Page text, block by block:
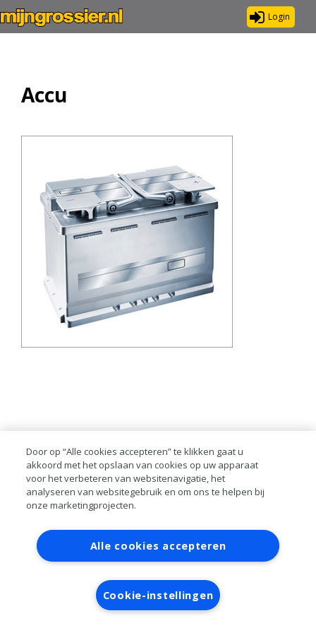
Login
Accu
Contact Account aanvragen
Inloggen
RAI bestanden
Privacy
Algemene
voorwaarden
Verwerkersovereenkomst
Door op “Alle cookies accepteren” te klikken gaat u
akkoord met het opslaan van cookies op uw apparaat
voor het verbeteren van websitenavigatie, het
analyseren van websitegebruik en om ons te helpen bij
onze marketingprojecten.
Alle cookies accepteren
Cookie-instellingen